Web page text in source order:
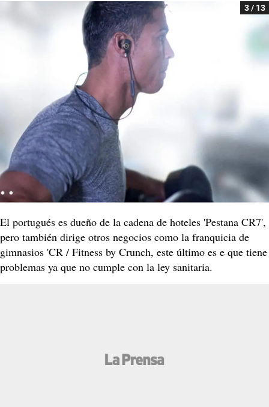
3 / 13
El portugués es dueño de la cadena de hoteles 'Pestana CR7',
pero también dirige otros negocios como la franquicia de
gimnasios 'CR / Fitness by Crunch, este último es e que tiene
problemas ya que no cumple con la ley sanitaria.